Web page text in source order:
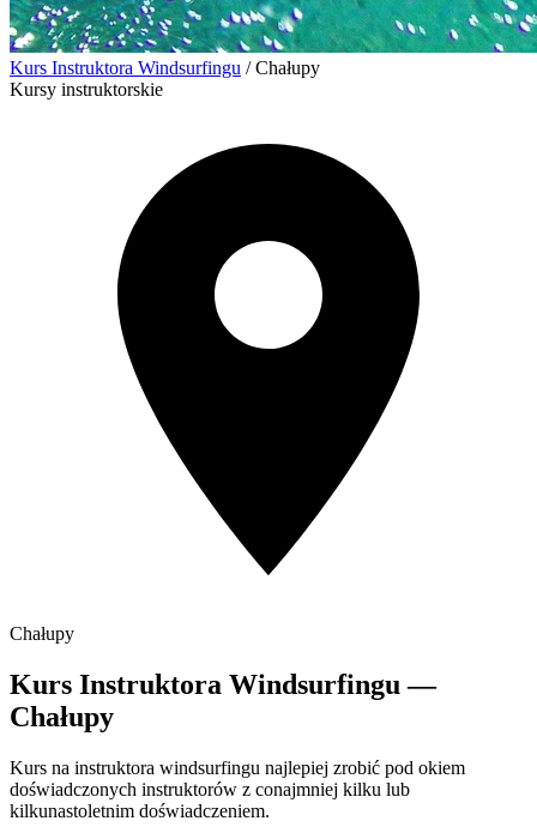
Kurs Instruktora Windsurfingu / Chałupy
Kursy instruktorskie
Chałupy
Kurs Instruktora Windsurfingu —
Chałupy
Kurs na instruktora windsurfingu najlepiej zrobić pod okiem
doświadczonych instruktorów z conajmniej kilku lub
kilkunastoletnim doświadczeniem.